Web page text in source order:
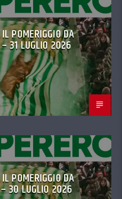
POMERIGGIO DA
31 LUGLIO 2026
POMERIGGIO DA
30 LUGLIO 2026